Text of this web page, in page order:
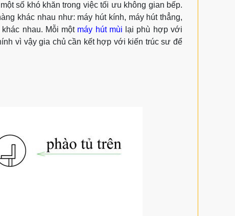
số khó khăn trong việc tối ưu không gian bếp.
khác nhau như: máy hút kính, máy hút thẳng,
nhau. Mỗi một máy hút mùi lại phù hợp với
vì vậy gia chủ cần kết hợp với kiến trúc sư để